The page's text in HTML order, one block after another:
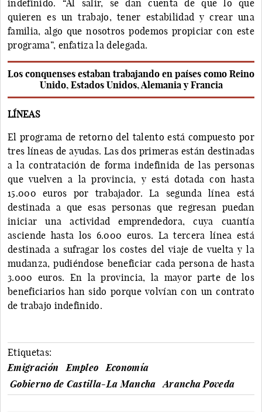
indefinido. “Al salir, se dan cuenta de que lo que
quieren es un trabajo, tener estabilidad y crear una
familia, algo que nosotros podemos propiciar con este
programa”, enfatiza la delegada.
Los conquenses estaban trabajando en países como Reino
Unido, Estados Unidos, Alemania y Francia
LÍNEAS
El programa de retorno del talento está compuesto por
tres líneas de ayudas. Las dos primeras están destinadas
a la contratación de forma indefinida de las personas
que vuelven a la provincia, y está dotada con hasta
15.000 euros por trabajador. La segunda línea está
destinada a que esas personas que regresan puedan
iniciar una actividad emprendedora, cuya cuantía
asciende hasta los 6.000 euros. La tercera línea está
destinada a sufragar los costes del viaje de vuelta y la
mudanza, pudiéndose beneficiar cada persona de hasta
3.000 euros. En la provincia, la mayor parte de los
beneficiarios han sido porque volvían con un contrato
de trabajo indefinido.
Etiquetas:
Emigración
Empleo
Economía
Gobierno de Castilla-La Mancha
Arancha Poveda